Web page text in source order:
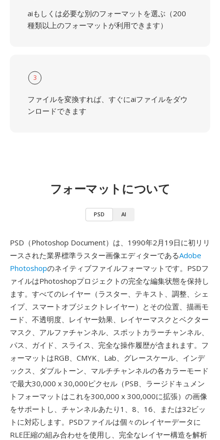
aiもしくは必要な別のフォーマットを選ぶ（200
種類以上のフォーマットが利用できます）
3
ファイルを変換すれば、すぐにaiファイルをダウ
ンロードできます
フォーマットについて
PSD AI
PSD（Photoshop Document）は、1990年2月19日に初リリ
ースされた業界標準ラスター画像エディターであるAdobe
Photoshopのネイティブファイルフォーマットです。PSDフ
ァイルはPhotoshopプロジェクトの完全な編集状態を保持し
ます。すべてのレイヤー（ラスター、テキスト、調整、シェ
イプ、スマートオブジェクトレイヤー）とその位置、描画モ
ード、不透明度、レイヤー効果、レイヤーマスクとベクター
マスク、アルファチャンネル、スポットカラーチャンネル、
パス、ガイド、スライス、完全な操作履歴が含まれます。フ
ォーマットはRGB、CMYK、Lab、グレースケール、インデ
ックス、ダブルトーン、マルチチャンネルの各カラーモード
で最大30,000 x 30,000ピクセル（PSB、ラージドキュメン
トフォーマットはこれを300,000 x 300,000に拡張）の画像
をサポートし、チャンネルあたり1、8、16、または32ビッ
トに対応します。PSDファイルは個々のレイヤーデータに
RLE圧縮の組み合わせを使用し、完全なレイヤー構造を解析